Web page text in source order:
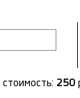
стоимость: 250